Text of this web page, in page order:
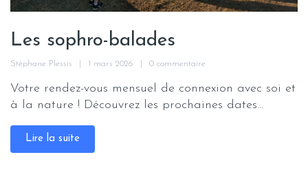
Les sophro-balades
Stéphane Plessis 1 mars 2026 0 commentaire
Votre rendez-vous mensuel de connexion avec soi et
à la nature ! Découvrez les prochaines dates...
Lire la suite